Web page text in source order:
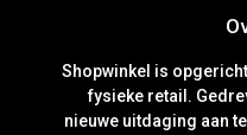
Shopwinkel is
fysieke retail.
nieuwe uitdaging aan